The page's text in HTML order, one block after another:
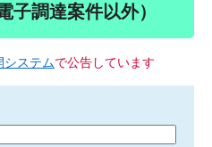
子調達案件以外）
システムで公告しています